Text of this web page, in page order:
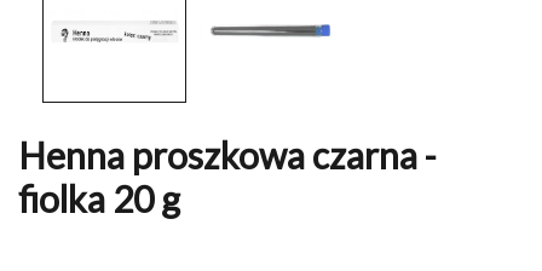
Henna proszkowa czarna -
fiolka 20 g